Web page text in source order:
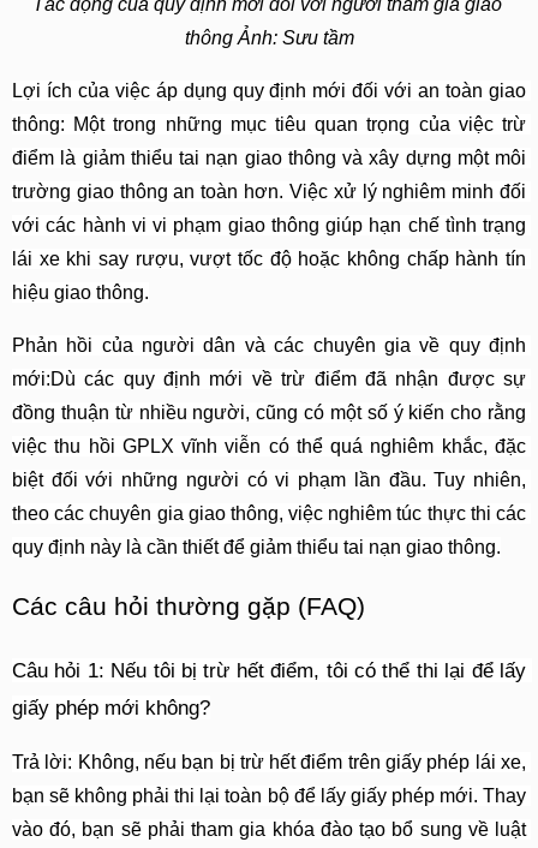
thông Ảnh: Sưu tầm
Lợi ích của việc áp dụng quy định mới đối với an toàn giao
thông: Một trong những mục tiêu quan trọng của việc trừ
điểm là giảm thiểu tai nạn giao thông và xây dựng một môi
trường giao thông an toàn hơn. Việc xử lý nghiêm minh đối
với các hành vi vi phạm giao thông giúp hạn chế tình trạng
lái xe khi say rượu, vượt tốc độ hoặc không chấp hành tín
hiệu giao thông.
Phản hồi của người dân và các chuyên gia về quy định
mới:Dù các quy định mới về trừ điểm đã nhận được sự
đồng thuận từ nhiều người, cũng có một số ý kiến cho rằng
việc thu hồi GPLX vĩnh viễn có thể quá nghiêm khắc, đặc
biệt đối với những người có vi phạm lần đầu. Tuy nhiên,
theo các chuyên gia giao thông, việc nghiêm túc thực thi các
quy định này là cần thiết để giảm thiểu tai nạn giao thông.
Các câu hỏi thường gặp (FAQ)
Câu hỏi 1: Nếu tôi bị trừ hết điểm, tôi có thể thi lại để lấy
giấy phép mới không?
Trả lời: Không, nếu bạn bị trừ hết điểm trên giấy phép lái xe,
bạn sẽ không phải thi lại toàn bộ để lấy giấy phép mới. Thay
vào đó, bạn sẽ phải tham gia khóa đào tạo bổ sung về luật